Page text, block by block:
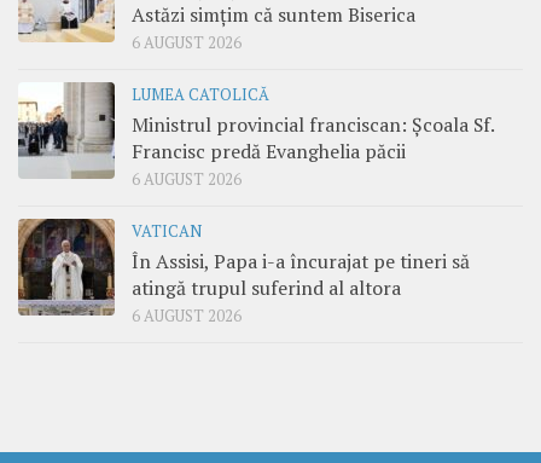
Astăzi simțim că suntem Biserica
6 AUGUST 2026
LUMEA CATOLICĂ
Ministrul provincial franciscan: Școala Sf.
Francisc predă Evanghelia păcii
6 AUGUST 2026
VATICAN
În Assisi, Papa i-a încurajat pe tineri să
atingă trupul suferind al altora
6 AUGUST 2026